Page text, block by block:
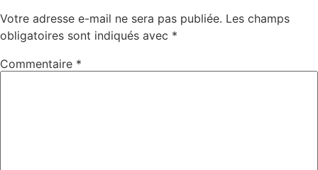
Votre adresse e-mail ne sera pas publiée. Les champs
obligatoires sont indiqués avec *
Commentaire *